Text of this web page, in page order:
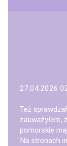
27.04.2026
Też
zauważyłem,
pomorskie
Na stronach